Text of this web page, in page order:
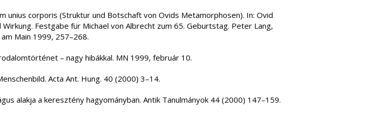
unius corporis (Struktur und Botschaft von Ovids Metamorphosen). In: Ovid
Wirkung. Festgabe für Michael von Albrecht zum 65. Geburtstag. Peter Lang,
Main 1999, 257–268.
– nagy hibákkal. MN 1999, február 10.
Acta Ant. Hung. 40 (2000) 3–14.
alakja a keresztény hagyományban. Antik Tanulmányok 44 (2000) 147–159.